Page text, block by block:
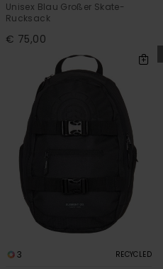
Unisex Blau Großer Skate-
Rucksack
€ 75,00
3 RECYCLED